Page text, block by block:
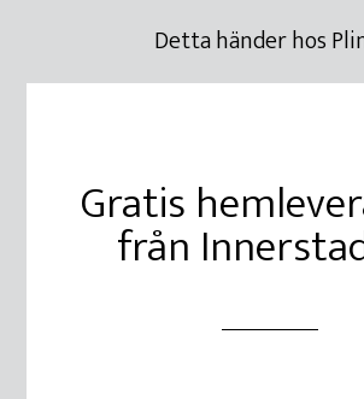
Detta händer hos
Gratis
från